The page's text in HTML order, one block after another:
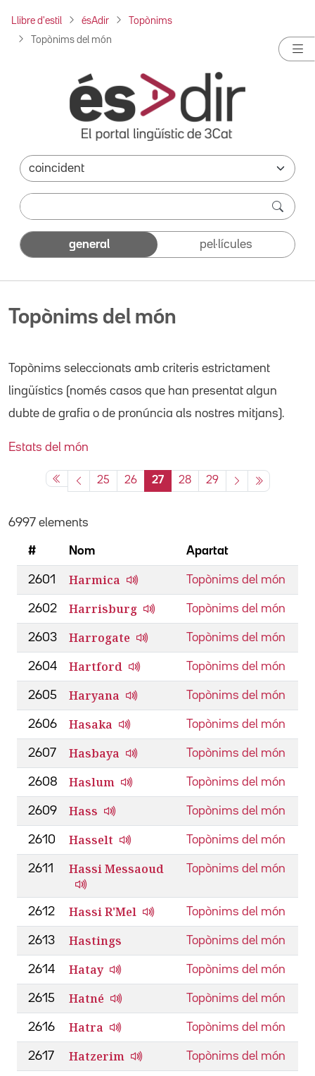
Llibre d'estil ésAdir Topònims
Topònims del món
general pel·lícules
Topònims del món
Topònims seleccionats amb criteris estrictament
lingüístics (només casos que han presentat algun
dubte de grafia o de pronúncia als nostres mitjans).
Estats del món
25 26 27 28 29
6997 elements
# Nom Apartat
2601 Harmica Topònims del món
2602 Harrisburg Topònims del món
2603 Harrogate Topònims del món
2604 Hartford Topònims del món
2605 Haryana Topònims del món
2606 Hasaka Topònims del món
2607 Hasbaya Topònims del món
2608 Haslum Topònims del món
2609 Hass Topònims del món
2610 Hasselt Topònims del món
2611 Hassi Messaoud Topònims del món
2612 Hassi R'Mel Topònims del món
2613 Hastings Topònims del món
2614 Hatay Topònims del món
2615 Hatné Topònims del món
2616 Hatra Topònims del món
2617 Hatzerim Topònims del món